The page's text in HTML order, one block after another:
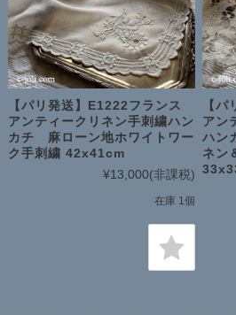
【パリ発送】E1222フランス
アンティークリネン手刺繍ハン
カチ 麻ローン地ホワイトワー
ク手刺繍 42x41cm
¥13,000(非課税)
在庫 1個
【
アン
ハン
ネン